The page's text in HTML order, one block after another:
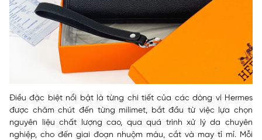
Điều đặc biệt nổi bật là từng chi tiết của các dòng ví Hermes
được chăm chút đến từng milimet, bắt đầu từ việc lựa chọn
nguyên liệu chất lượng cao, qua quá trình xử lý da chuyên
nghiệp, cho đến giai đoạn nhuộm màu, cắt và may tỉ mỉ. Mỗi